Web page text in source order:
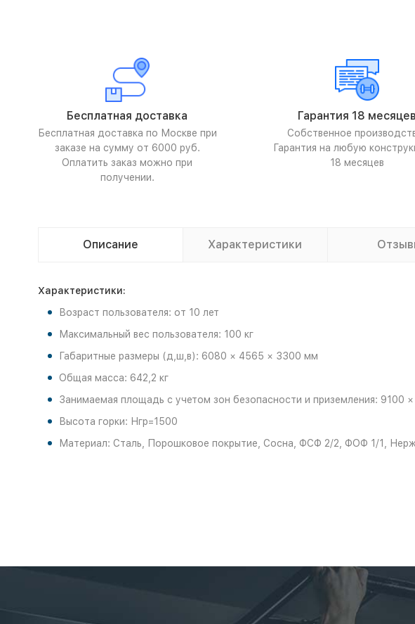
Бесплатная доставка
Бесплатная доставка по Москве при
заказе на сумму от 6000 руб.
Оплатить заказ можно при
получении.
Гарантия 18 месяцев
Собственное
Гарантия на любую
18 месяцев
Описание Характеристики
Характеристики:
Возраст пользователя: от 10 лет
Максимальный вес пользователя: 100 кг
Габаритные размеры (д,ш,в): 6080 × 4565 × 3300 мм
Общая масса: 642,2 кг
Занимаемая площадь с учетом зон безопасности и приземления: 9100
Высота горки: Нгр=1500
Материал: Сталь, Порошковое покрытие, Сосна, ФСФ 2/2, ФОФ 1/1,